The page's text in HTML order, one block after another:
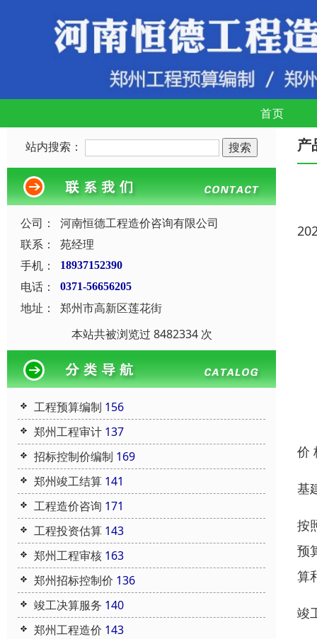
首页
站内搜索：
公司：
河南恒德工程造价咨询有限公司
联系：
苑经理
手机：
18937152390
电话： 0371-56656205
地址：
郑州市高新区莲花街
本站共被浏览过 8482334 次
工程预算编制 156
郑州工程审计 137
招标控制价编制 169
郑州竣工结算 141
工程造价咨询 171
工程投资估算 143
郑州工程审核 163
郑州招标控制价 136
竣工决算服务 140
郑州工程造价 143
产
价
基
按
预
算
竣